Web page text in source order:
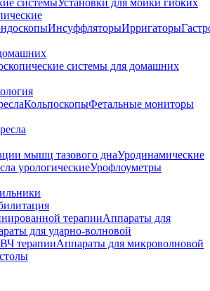
системыУстановки для мойки гибких
ИнсуффляторыИрригаторы
системы для домашних
КольпоскопыФетальные мониторы
мышц тазового днаУродинамические
урологическиеУрофлоуметры
терапииАппараты для
для ударно-волновой
терапииАппараты для микроволновой